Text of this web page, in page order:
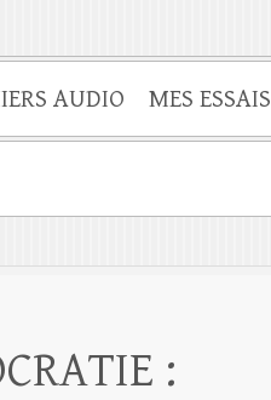
AUDIO MES ESSAIS
: